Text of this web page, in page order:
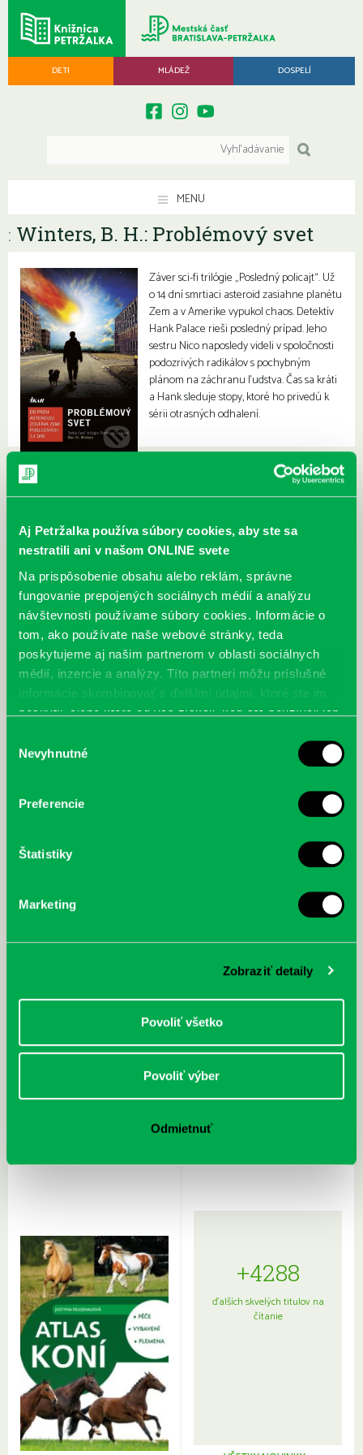
Aj Petržalka používa súbory cookies, aby ste sa
nestratili ani v našom ONLINE svete
Na prispôsobenie obsahu alebo reklám, správne
fungovanie prepojených sociálnych médií a analýzu
návštevnosti používame súbory cookies. Informácie o
tom, ako používate naše webové stránky, teda
poskytujeme aj našim partnerom v oblasti sociálnych
médií, inzercie a analýzy. Títo partneri môžu príslušné
informácie skombinovať s ďalšími údajmi, ktoré ste im
poskytli, alebo ktoré od vás získali, keď ste používali ich
súhlasu
Nevyhnutné
Preferencie
Štatistiky
Marketing
Zobraziť detaily
Povoliť všetko
Povoliť výber
Odmietnuť
DETI MLÁDEŽ DOSPELÍ
MENU
: Winters, B. H.: Problémový svet
Záver sci-fi trilógie „Posledný policajt“. Už
o 14 dní smrtiaci asteroid zasiahne planétu
Zem a v Amerike vypukol chaos. Detektív
Hank Palace rieši posledný prípad. Jeho
sestru Nico naposledy videli v spoločnosti
podozrivých radikálov s pochybným
plánom na záchranu ľudstva. Čas sa kráti
a Hank sleduje stopy, ktoré ho privedú k
sérii otrasných odhalení.
McGrath, Andy: Tadej Pogačar:
cyklistu modernej doby:
nezastaviteľný
Sprievodca po hviezdnej oblohe
kompletný sprievodca
+4288
ďalších skvelých titulov na
čítanie